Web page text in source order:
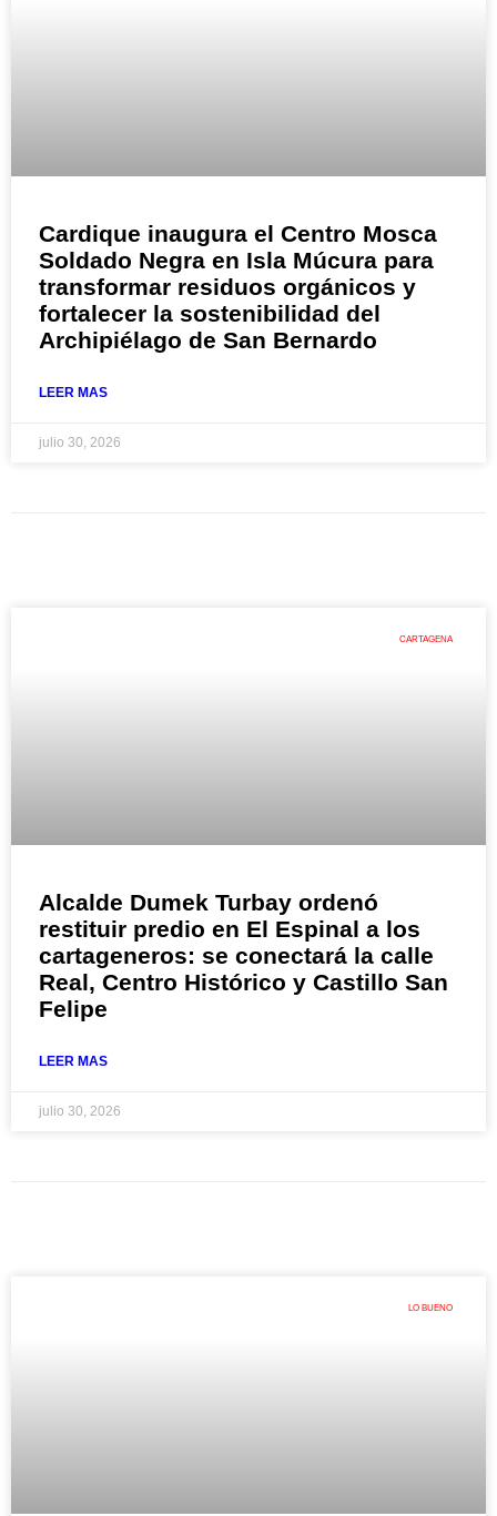
Cardique inaugura el Centro Mosca
Soldado Negra en Isla Múcura para
transformar residuos orgánicos y
fortalecer la sostenibilidad del
Archipiélago de San Bernardo
LEER MAS
julio 30, 2026
CARTAGENA
Alcalde Dumek Turbay ordenó
restituir predio en El Espinal a los
cartageneros: se conectará la calle
Real, Centro Histórico y Castillo San
Felipe
LEER MAS
julio 30, 2026
LO BUENO